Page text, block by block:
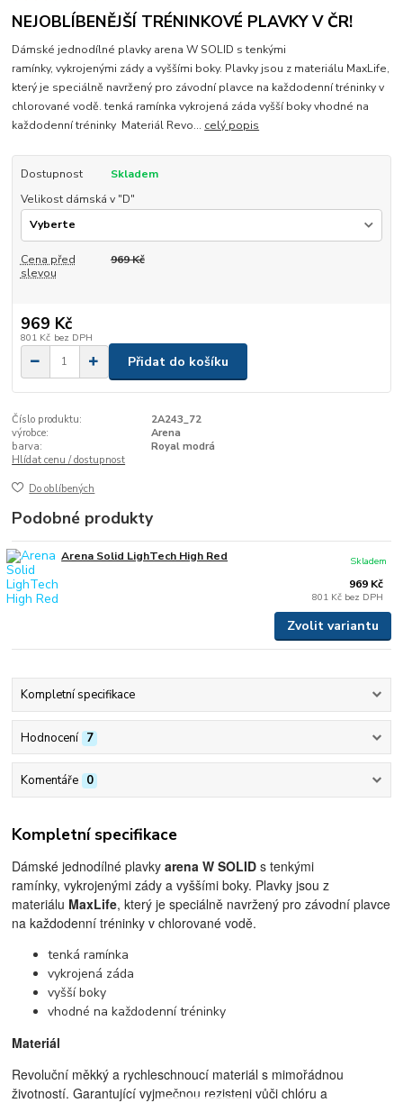
NEJOBLÍBENĚJŠÍ TRÉNINKOVÉ PLAVKY V ČR!
Dámské jednodílné plavky arena W SOLID s tenkými
ramínky, vykrojenými zády a vyššími boky. Plavky jsou z materiálu MaxLife,
který je speciálně navržený pro závodní plavce na každodenní tréninky v
chlorované vodě. tenká ramínka vykrojená záda vyšší boky vhodné na
každodenní tréninky Materiál Revo... celý popis
Dostupnost
Skladem
Velikost dámská v "D"
Cena před
slevou
969 Kč
969 Kč
801 Kč bez DPH
Přidat do košíku
Číslo produktu:
2A243_72
výrobce:
Arena
barva:
Royal modrá
Hlídat cenu / dostupnost
Do oblíbených
Podobné produkty
Arena Solid LighTech High Red
969 Kč
801 Kč bez DPH
Skladem
Zvolit variantu
Kompletní specifikace
Hodnocení 7
Komentáře 0
Kompletní specifikace
Dámské jednodílné plavkyarena W SOLID s tenkými
ramínky, vykrojenými zády a vyššími boky. Plavky jsou z
materiálu MaxLife, který je speciálně navržený pro závodní plavce
na každodenní tréninky v chlorované vodě.
tenká ramínka
vykrojená záda
vyšší boky
vhodné na každodenní tréninky
Materiál
Revoluční měkký a rychleschnoucí materiál s mimořádnou
životností. Garantující vyjmečnou rezisteni vůči chlóru a